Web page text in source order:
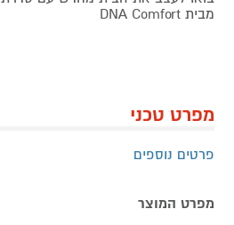
מבית DNA Comfort
מפרט טכני
פרטים נוספים
מפרט המוצר